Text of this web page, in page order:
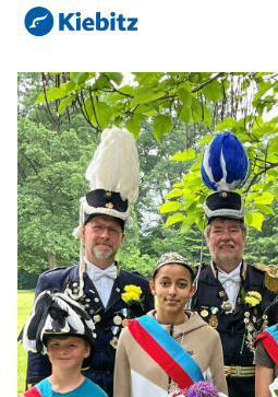
Kiebitz-Online
Lokales
Aktuelles E-Paper
Veranstaltungskalender
Anzeigenpreise
Meine Region Online
Elbeflirt